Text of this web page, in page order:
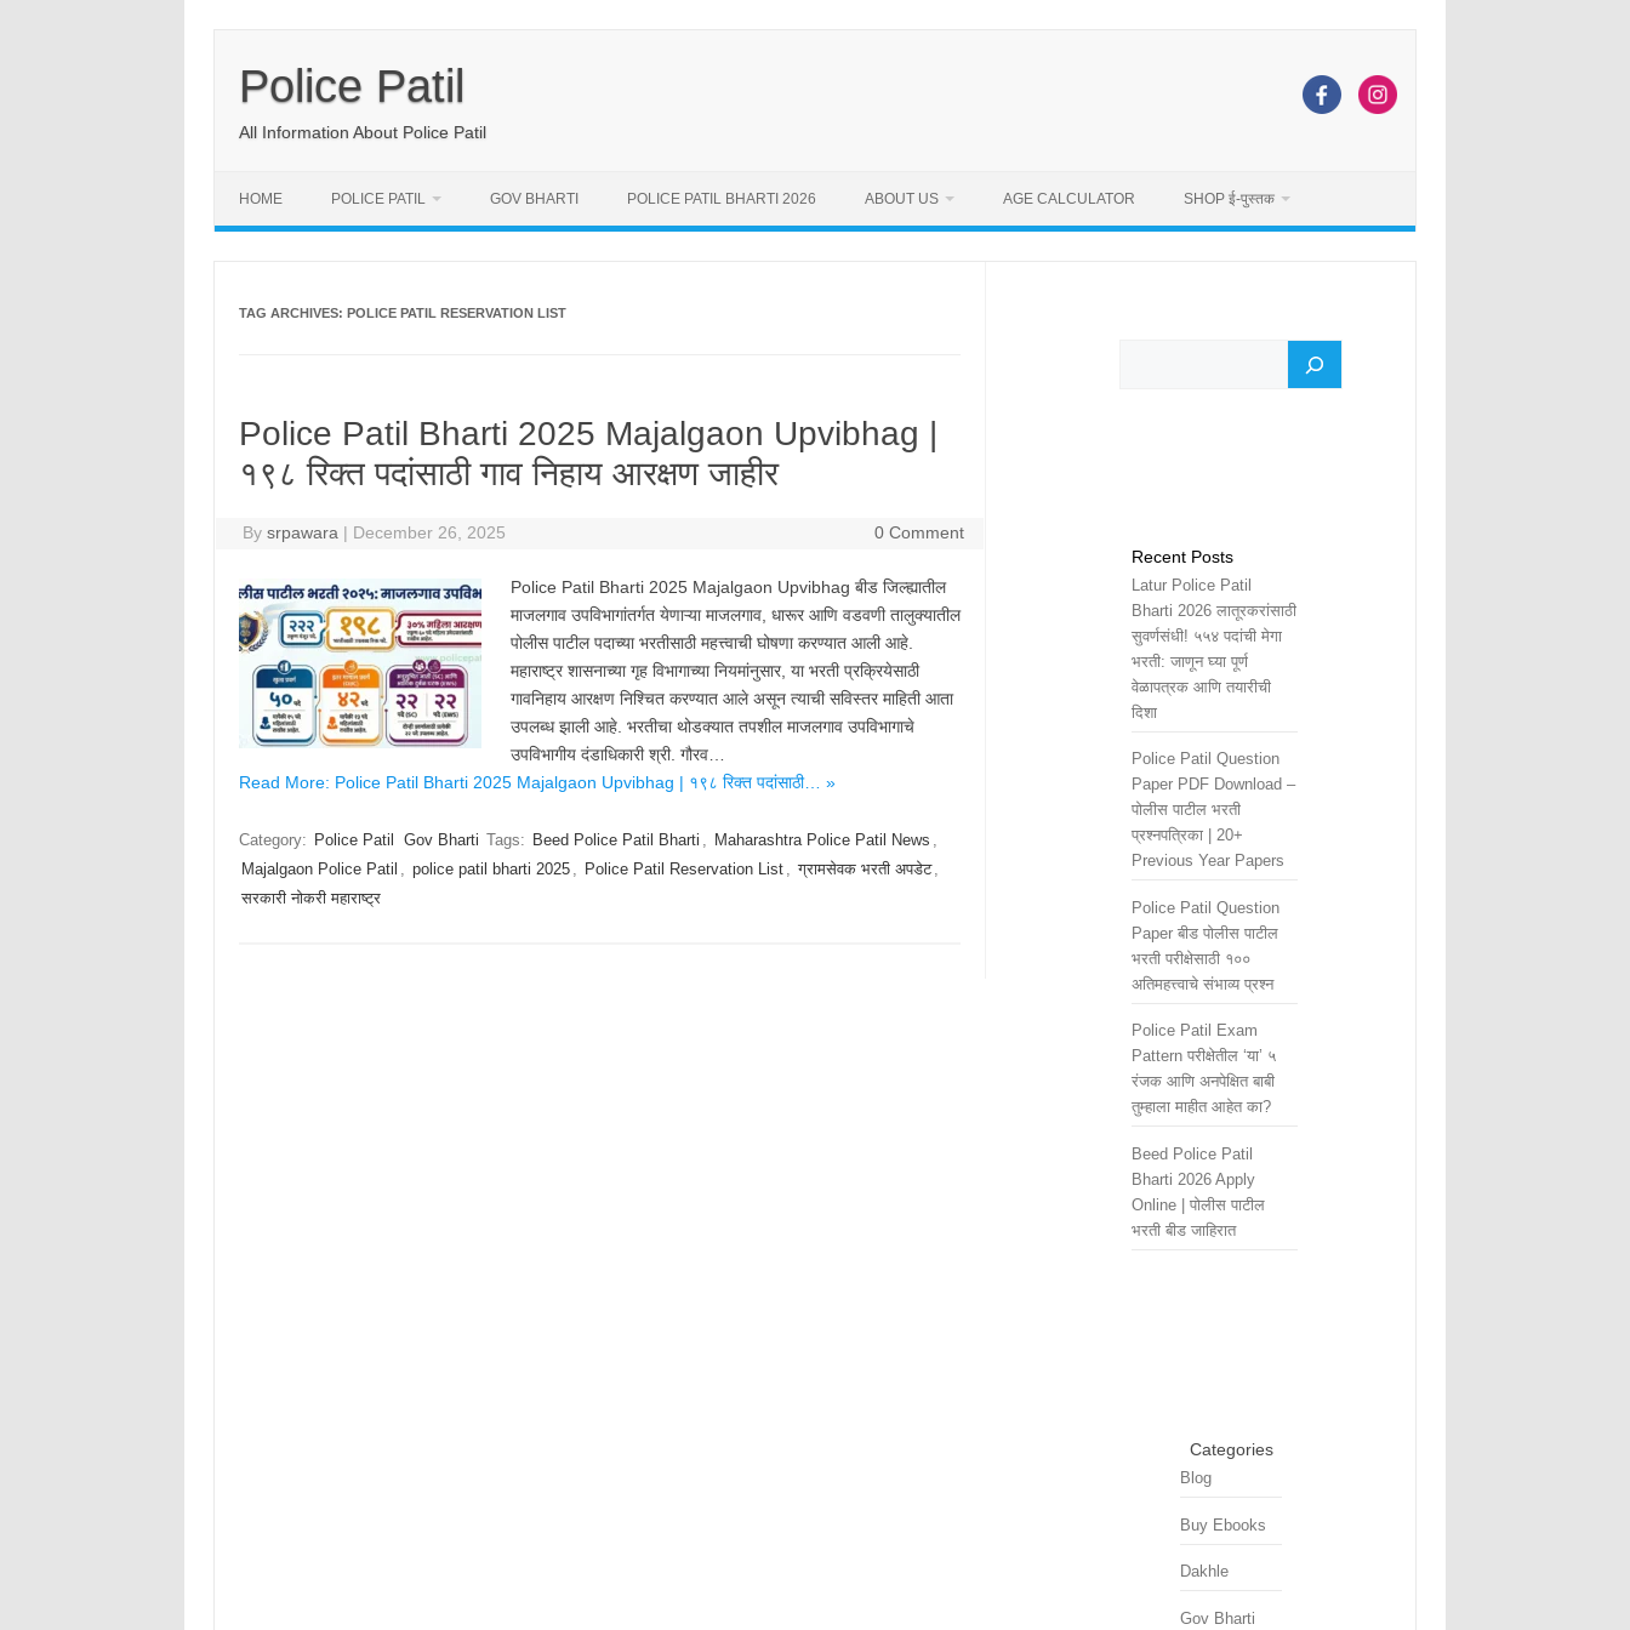
content
Police Patil
All Information About Police Patil
HOME POLICE PATIL GOV BHARTI POLICE PATIL BHARTI 2026 ABOUT US AGE CALCULATOR SHOP ई-पुस्तक
TAG ARCHIVES: POLICE PATIL RESERVATION LIST
Police Patil Bharti 2025 Majalgaon Upvibhag |
१९८ रिक्त पदांसाठी गाव निहाय आरक्षण जाहीर
Bysrpawara | December 26, 2025 0 Comment
Police Patil Bharti 2025 Majalgaon Upvibhag बीड जिल्ह्यातील
माजलगाव उपविभागांतर्गत येणाऱ्या माजलगाव, धारूर आणि वडवणी तालुक्यातील
पोलीस पाटील पदाच्या भरतीसाठी महत्त्वाची घोषणा करण्यात आली आहे.
महाराष्ट्र शासनाच्या गृह विभागाच्या नियमांनुसार, या भरती प्रक्रियेसाठी
गावनिहाय आरक्षण निश्चित करण्यात आले असून त्याची सविस्तर माहिती आता
उपलब्ध झाली आहे. भरतीचा थोडक्यात तपशील माजलगाव उपविभागाचे
उपविभागीय दंडाधिकारी श्री. गौरव…
Read More: Police Patil Bharti 2025 Majalgaon Upvibhag | १९८ रिक्त पदांसाठी… »
Category: Police Patil Gov Bharti Tags: Beed Police Patil Bharti , Maharashtra Police Patil News ,
Majalgaon Police Patil , police patil bharti 2025 , Police Patil Reservation List , ग्रामसेवक भरती अपडेट ,
सरकारी नोकरी महाराष्ट्र
Recent Posts
Latur Police Patil
Bharti 2026 लातूरकरांसाठी
सुवर्णसंधी! ५५४ पदांची मेगा
भरती: जाणून घ्या पूर्ण
वेळापत्रक आणि तयारीची
दिशा
Police Patil Question
Paper PDF Download –
पोलीस पाटील भरती
प्रश्नपत्रिका | 20+
Previous Year Papers
Police Patil Question
Paper बीड पोलीस पाटील
भरती परीक्षेसाठी १००
अतिमहत्त्वाचे संभाव्य प्रश्न
Police Patil Exam
Pattern परीक्षेतील ‘या’ ५
रंजक आणि अनपेक्षित बाबी
तुम्हाला माहीत आहेत का?
Beed Police Patil
Bharti 2026 Apply
Online | पोलीस पाटील
भरती बीड जाहिरात
Categories
Blog
Buy Ebooks
Dakhle
Gov Bharti